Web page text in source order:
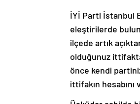
eleştirilerde
ilçede artık
olduğunuz
önce kendi
ittifakın hesabını